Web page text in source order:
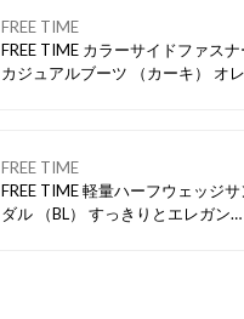
FREE TIME
FREE TIME カラーサイドファスナー
カジュアルブーツ （カーキ） オレ
FREE TIME
FREE TIME 軽量ハーフウェッジサン
ダル （BL） すっきりとエレガン